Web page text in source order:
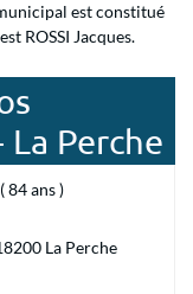
est constitué
ROSSI Jacques.
Perche
84 ans )
La Perche